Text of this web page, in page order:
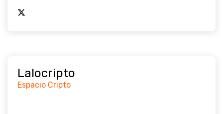
Lalocripto
Espacio Cripto